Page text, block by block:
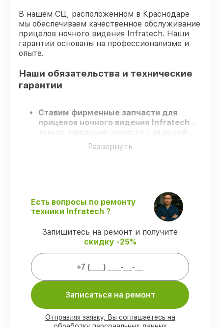
В нашем СЦ, расположенном в Краснодаре
мы обеспечиваем качественное обслуживание
прицелов ночного видения Infratech. Наши
гарантии основаны на профессионализме и
опыте.
Наши обязательства и технические
гарантии
Ставим фирменные запчасти для
прицелов ночного видения Infratech –
только заводские запчасти для вашей
Сертифицированные специалисты
Завершаем работы без задержек
ремонт прицелов ночного видения
Infratech без бесконечных переносов.
– на все услуги
и детали для прицелов ночного видения
Infratech предоставляется длительная
Мы гарантируем:
80%
ремонтов по ремонту выполняются
в присутствии клиента
Развернуть
Есть вопросы по ремонту
техники Infratech ?
Запишитесь на ремонт и получите
скидку -25%
Записаться на ремонт
Отправляя заявку, Вы соглашаетесь на